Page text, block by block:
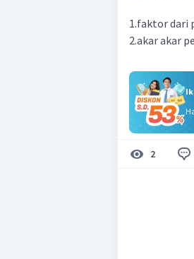
1.faktor dari
2.akar akar
2